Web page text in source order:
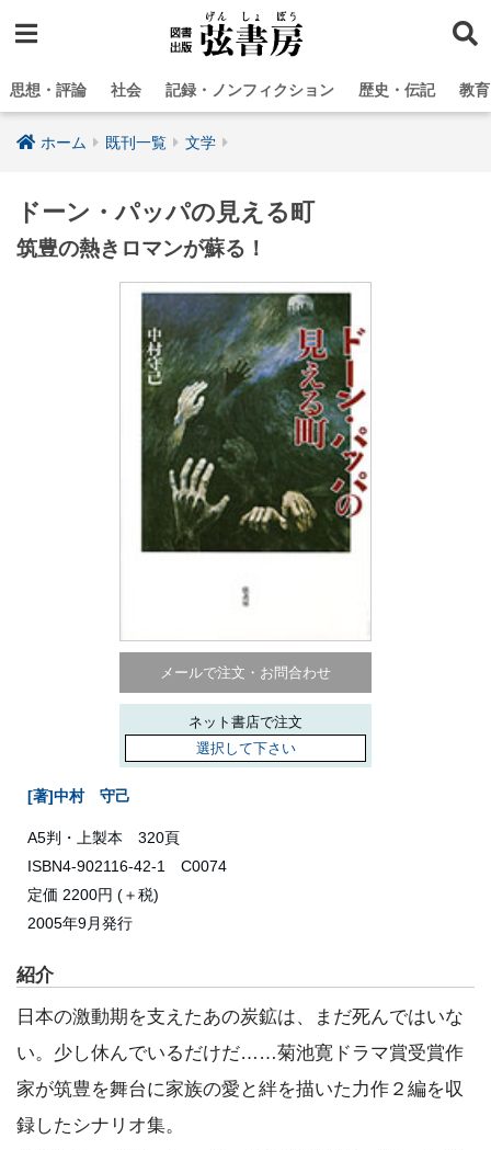
思想・評論 社会 記録・ノンフィクション 歴史・伝記 教
ホーム 既刊一覧 文学
ドーン・パッパの見える町
筑豊の熱きロマンが蘇る！
メールで注文・お問合わせ
ネット書店で注文
選択して下さい
[著]中村 守己
A5判・上製本 320頁
ISBN4-902116-42-1 C0074
定価 2200円 (＋税)
2005年9月発行
紹介
日本の激動期を支えたあの炭鉱は、まだ死んではいな
い。少し休んでいるだけだ……菊池寛ドラマ賞受賞作
家が筑豊を舞台に家族の愛と絆を描いた力作２編を収
録したシナリオ集。